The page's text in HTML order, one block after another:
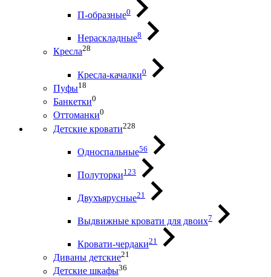
П-образные0
Нераскладные8
Кресла28
Кресла-качалки0
Пуфы18
Банкетки0
Оттоманки0
Детские кровати228
Односпальные56
Полуторки123
Двухъярусные21
Выдвижные кровати для двоих7
Кровати-чердаки21
Диваны детские21
Детские шкафы36